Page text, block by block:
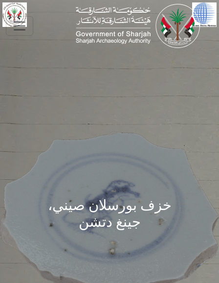
Skip to main
خزف بورسلان صيني،
جينغ دتشن